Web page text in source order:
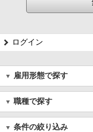
ログイン
雇用形態で探す
職種で探す
条件の絞り込み